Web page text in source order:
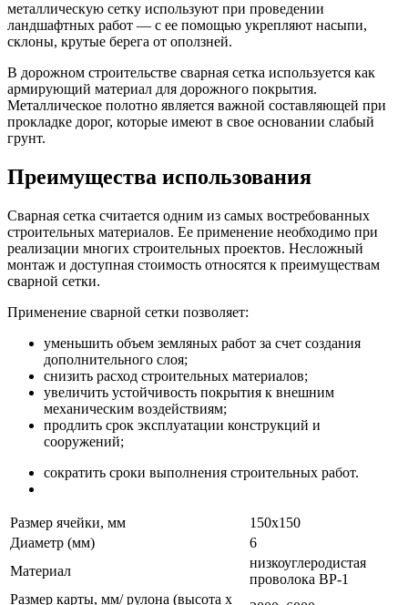
металлическую сетку используют при проведении
ландшафтных работ — с ее помощью укрепляют насыпи,
склоны, крутые берега от оползней.
В дорожном строительстве сварная сетка используется как
армирующий материал для дорожного покрытия.
Металлическое полотно является важной составляющей при
прокладке дорог, которые имеют в свое основании слабый
грунт.
Преимущества использования
Сварная сетка считается одним из самых востребованных
строительных материалов. Ее применение необходимо при
реализации многих строительных проектов. Несложный
монтаж и доступная стоимость относятся к преимуществам
сварной сетки.
Применение сварной сетки позволяет:
уменьшить объем земляных работ за счет создания
дополнительного слоя;
снизить расход строительных материалов;
увеличить устойчивость покрытия к внешним
механическим воздействиям;
продлить срок эксплуатации конструкций и
сооружений;
сократить сроки выполнения строительных работ.
Размер ячейки, мм
150х150
Диаметр (мм)
6
Материал
низкоуглеродистая
проволока ВР-1
Размер карты, мм/ рулона (высота х